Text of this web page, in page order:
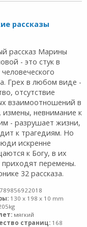
рассказы
рассказ Марины
- это стук в
Грех в любом виде -
отсутствие
взаимоотношений в
измены, невнимание к
- разрушает жизни,
к трагедиям. Но
искренне
к Богу, в их
перемены.
32 рассказа.
130 x 198 x 10 mm
мягкий
страниц: 168